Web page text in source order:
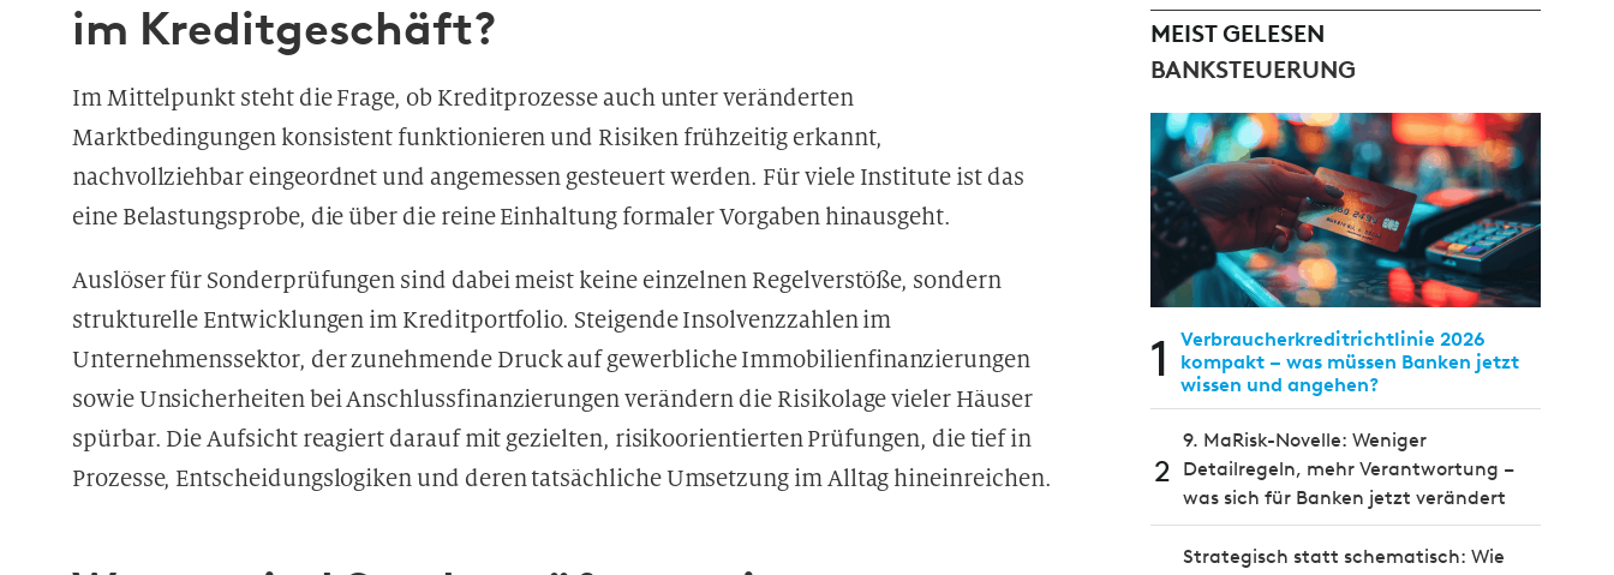
im Kreditgeschäft?
Im Mittelpunkt steht die Frage, ob Kreditprozesse auch unter veränderten
Marktbedingungen konsistent funktionieren und Risiken frühzeitig erkannt,
nachvollziehbar eingeordnet und angemessen gesteuert werden. Für viele Institute ist das
eine Belastungsprobe, die über die reine Einhaltung formaler Vorgaben hinausgeht.
Auslöser für Sonderprüfungen sind dabei meist keine einzelnen Regelverstöße, sondern
strukturelle Entwicklungen im Kreditportfolio. Steigende Insolvenzzahlen im
Unternehmenssektor, der zunehmende Druck auf gewerbliche Immobilienfinanzierungen
sowie Unsicherheiten bei Anschlussfinanzierungen verändern die Risikolage vieler Häuser
spürbar. Die Aufsicht reagiert darauf mit gezielten, risikoorientierten Prüfungen, die tief in
Prozesse, Entscheidungslogiken und deren tatsächliche Umsetzung im Alltag hineinreichen.
MEIST GELESEN
BANKSTEUERUNG
1
Verbraucherkreditrichtlinie 2026
kompakt – was müssen Banken jetzt
wissen und angehen?
2
9. MaRisk-Novelle: Weniger
Detailregeln, mehr Verantwortung –
was sich für Banken jetzt verändert
Strategisch statt schematisch: Wie